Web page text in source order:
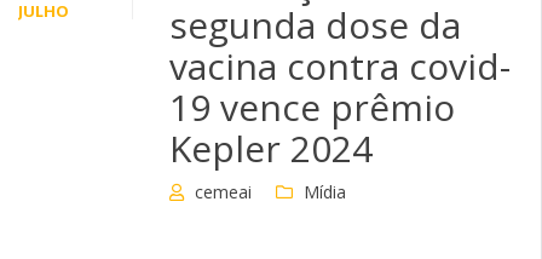
JULHO
segunda dose da
vacina contra covid-
19 vence prêmio
Kepler 2024
cemeai Mídia